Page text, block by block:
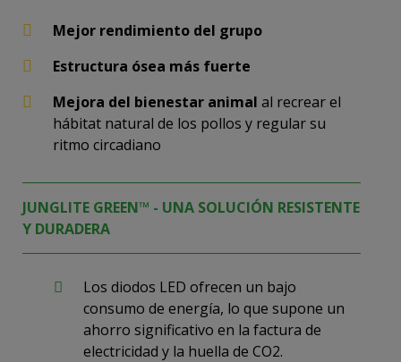
Mejor rendimiento del grupo
Estructura ósea más fuerte
Mejora del bienestar animal al recrear el
hábitat natural de los pollos y regular su
ritmo circadiano
JUNGLITE GREEN™ - UNA SOLUCIÓN RESISTENTE
Y DURADERA
Los diodos LED ofrecen un bajo
consumo de energía, lo que supone un
ahorro significativo en la factura de
electricidad y la huella de CO2.